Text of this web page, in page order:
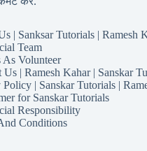
| Sanksar Tutorials | Ramesh
Team
As Volunteer
Us | Ramesh Kahar | Sanskar
| Sanskar Tutorials |
for Sanskar Tutorials
Responsibility
Conditions